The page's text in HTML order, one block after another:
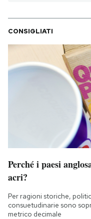
CONSIGLIATI
Perché i paesi
acri?
Per ragioni storiche,
consuetudinarie sono
metrico decimale